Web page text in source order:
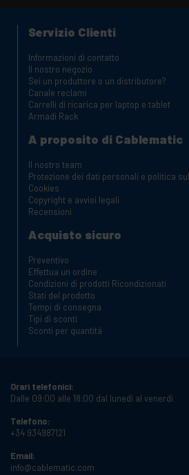
Servizio Clienti
Informazioni di contatto
Il nostro negozio
Sei un produttore o un distributore?
Canale reclami
Carrelli di ricarica per laptop e tablet
Armadi Rack
A proposito di Cablematic
Il nostro team
Protezione dei dati personali e politica
Cookies
Copyright e avvisi legali
Recensioni
Acquisto sicuro
Preventivo
Effettua un ordine
Condizioni di prodotti Ricondizionati
Stati del prodotto
Tempi di consegna
Tipi di sconti
Sconti per quantità
Orari telefonici:
Dalle 09:00 alle 18:00 dal lunedì al venerdì
Telefono:
+34 934987121
Email:
info@cablematic.com